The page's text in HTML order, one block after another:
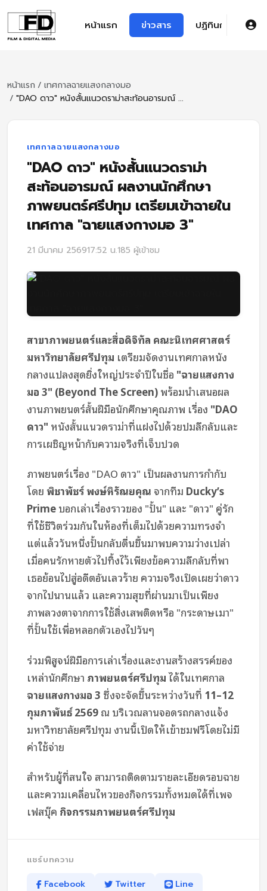
หน้าแรก ข่าวสาร ปฏิทินการศึกษา
หน้าแรก / เทศกาลฉายแสงกลางมอ
/ "DAO ดาว" หนังสั้นแนวดราม่าสะท้อนอารมณ์ ...
เทศกาลฉายแสงกลางมอ
"DAO ดาว" หนังสั้นแนวดราม่า
สะท้อนอารมณ์ ผลงานนักศึกษา
ภาพยนตร์ศรีปทุม เตรียมเข้าฉายใน
เทศกาล "ฉายแสงกางมอ 3"
21 มีนาคม 256917:52 น.185 ผู้เข้าชม
สาขาภาพยนตร์และสื่อดิจิทัล คณะนิเทศศาสตร์
มหาวิทยาลัยศรีปทุม เตรียมจัดงานเทศกาลหนัง
กลางแปลงสุดยิ่งใหญ่ประจำปีในชื่อ "ฉายแสงกาง
มอ 3" (Beyond The Screen)พร้อมนำเสนอผล
งานภาพยนตร์สั้นฝีมือนักศึกษาคุณภาพ เรื่อง "DAO
ดาว" หนังสั้นแนวดราม่าที่แฝงไปด้วยปมลึกลับและ
การเผชิญหน้ากับความจริงที่เจ็บปวด
ภาพยนตร์เรื่อง "DAO ดาว" เป็นผลงานการกำกับ
โดย พิชาพัชร์ พงษ์หิรัณยคุณ จากทีม Ducky’s
Primeบอกเล่าเรื่องราวของ "ปั้น" และ "ดาว" คู่รัก
ที่ใช้ชีวิตร่วมกันในห้องที่เต็มไปด้วยความทรงจำ
แต่แล้ววันหนึ่งปั้นกลับตื่นขึ้นมาพบความว่างเปล่า
เมื่อคนรักหายตัวไปทิ้งไว้เพียงข้อความลึกลับที่พา
เธอย้อนไปสู่อดีตอันเลวร้าย ความจริงเปิดเผยว่าดาว
จากไปนานแล้ว และความสุขที่ผ่านมาเป็นเพียง
ภาพลวงตาจากการใช้สิ่งเสพติดหรือ "กระดาษเมา"
ที่ปั้นใช้เพื่อหลอกตัวเองไปวันๆ
ร่วมพิสูจน์ฝีมือการเล่าเรื่องและงานสร้างสรรค์ของ
เหล่านักศึกษา ภาพยนตร์ศรีปทุมได้ในเทศกาล
ฉายแสงกางมอ 3 ซึ่งจะจัดขึ้นระหว่างวันที่ 11–12
กุมภาพันธ์ 2569ณ บริเวณลานจอดรถกลางแจ้ง
มหาวิทยาลัยศรีปทุม งานนี้เปิดให้เข้าชมฟรีโดยไม่มี
ค่าใช้จ่าย
สำหรับผู้ที่สนใจ สามารถติดตามรายละเอียดรอบฉาย
และความเคลื่อนไหวของกิจกรรมทั้งหมดได้ที่เพจ
เฟสบุ๊ค กิจกรรมภาพยนตร์ศรีปทุม
แชร์บทความ
Facebook Twitter Line